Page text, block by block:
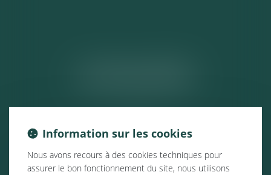
Information sur les cookies
Nous avons recours à des cookies techniques pour
assurer le bon fonctionnement du site, nous utilisons